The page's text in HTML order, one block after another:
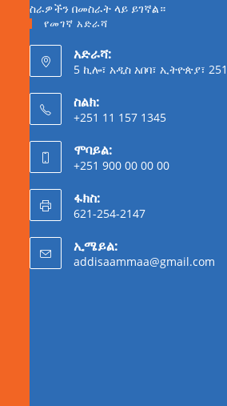
ስራዎችን በመስራት ላይ ይገኛል።
የመገኛ አድራሻ
አድራሻ:
5 ኪሎ፣ አዲስ አበባ፣ ኢትዮጵያ፣ 251
ስልክ:
+251 11 157 1345
ሞባይል:
+251 900 00 00 00
ፋክስ:
621-254-2147
ኢሜይል:
addisaammaa@gmail.com